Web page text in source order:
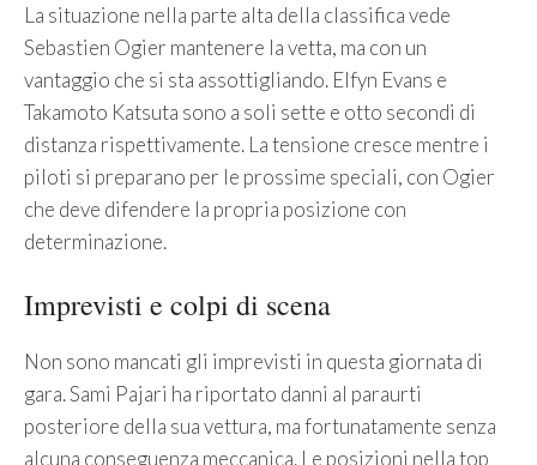
La situazione nella parte alta della classifica vede
Sebastien Ogier mantenere la vetta, ma con un
vantaggio che si sta assottigliando. Elfyn Evans e
Takamoto Katsuta sono a soli sette e otto secondi di
distanza rispettivamente. La tensione cresce mentre i
piloti si preparano per le prossime speciali, con Ogier
che deve difendere la propria posizione con
determinazione.
Imprevisti e colpi di scena
Non sono mancati gli imprevisti in questa giornata di
gara. Sami Pajari ha riportato danni al paraurti
posteriore della sua vettura, ma fortunatamente senza
alcuna conseguenza meccanica. Le posizioni nella top